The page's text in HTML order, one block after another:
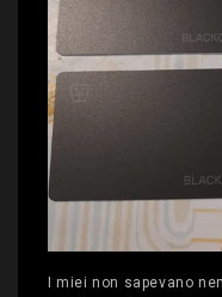
I miei non sapevano